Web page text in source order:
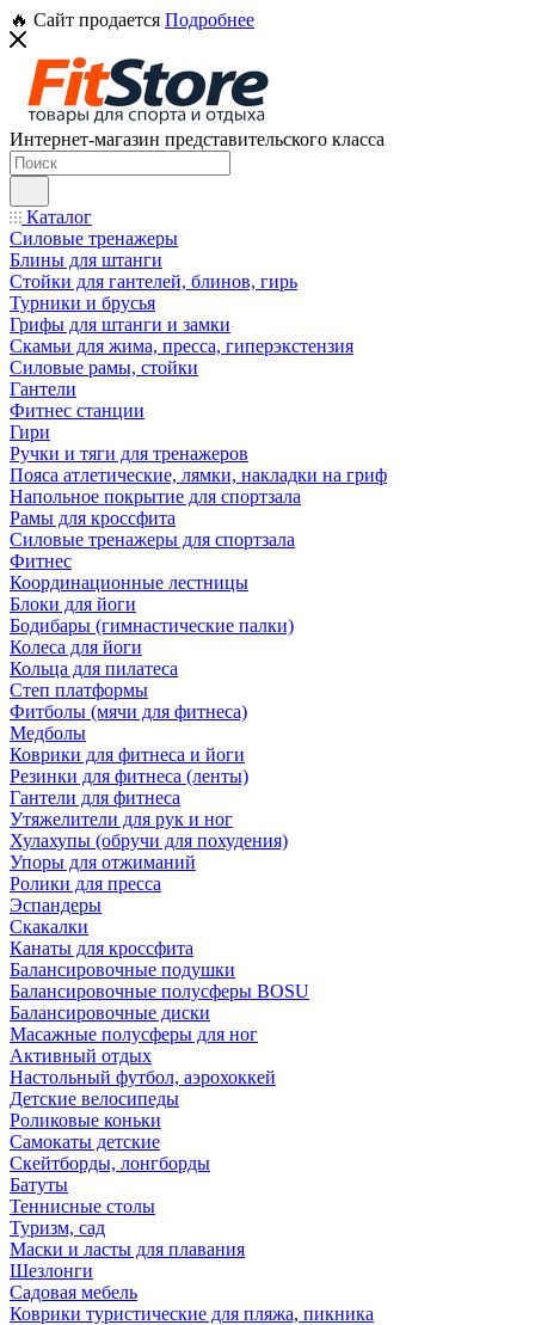
🔥 Сайт продается Подробнее
Интернет-магазин представительского класса
Каталог
Силовые тренажеры
Блины для штанги
Стойки для гантелей, блинов, гирь
Турники и брусья
Грифы для штанги и замки
Скамьи для жима, пресса, гиперэкстензия
Силовые рамы, стойки
Гантели
Фитнес станции
Гири
Ручки и тяги для тренажеров
Пояса атлетические, лямки, накладки на гриф
Напольное покрытие для спортзала
Рамы для кроссфита
Силовые тренажеры для спортзала
Фитнес
Координационные лестницы
Блоки для йоги
Бодибары (гимнастические палки)
Колеса для йоги
Кольца для пилатеса
Степ платформы
Фитболы (мячи для фитнеса)
Медболы
Коврики для фитнеса и йоги
Резинки для фитнеса (ленты)
Гантели для фитнеса
Утяжелители для рук и ног
Хулахупы (обручи для похудения)
Упоры для отжиманий
Ролики для пресса
Эспандеры
Скакалки
Канаты для кроссфита
Балансировочные подушки
Балансировочные полусферы BOSU
Балансировочные диски
Масажные полусферы для ног
Активный отдых
Настольный футбол, аэрохоккей
Детские велосипеды
Роликовые коньки
Самокаты детские
Скейтборды, лонгборды
Батуты
Теннисные столы
Туризм, сад
Маски и ласты для плавания
Шезлонги
Садовая мебель
Коврики туристические для пляжа, пикника